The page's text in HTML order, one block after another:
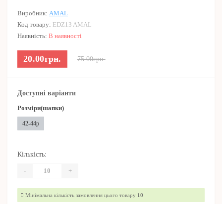
Виробник: AMAL
Код товару: EDZ13 AMAL
Наявність: В наявності
20.00грн. 75.00грн.
Доступні варіанти
Розміри(шапки)
42-44р
Кількість:
- +
Мінімальна кількість замовлення цього товару 10